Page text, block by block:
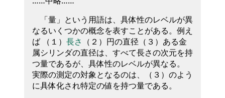
「量」という用語は、具体性のレベルが異
なるいくつかの概念を表すことがある。例え
ば （１） 長さ （２）円の直径（３）ある金
属シリンダの直径は、すべて長さの次元を持
つ量であるが、具体性のレベルが異なる。
実際の測定の対象となるのは、（３）のよう
に具体化され特定の値を持つ量である。